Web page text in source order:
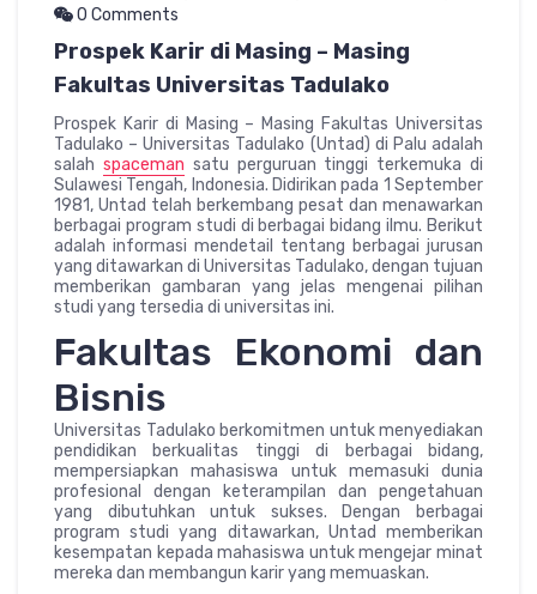
0 Comments
Prospek Karir di Masing – Masing
Fakultas Universitas Tadulako
Prospek Karir di Masing – Masing Fakultas Universitas
Tadulako – Universitas Tadulako (Untad) di Palu adalah
salah spaceman satu perguruan tinggi terkemuka di
Sulawesi Tengah, Indonesia. Didirikan pada 1 September
1981, Untad telah berkembang pesat dan menawarkan
berbagai program studi di berbagai bidang ilmu. Berikut
adalah informasi mendetail tentang berbagai jurusan
yang ditawarkan di Universitas Tadulako, dengan tujuan
memberikan gambaran yang jelas mengenai pilihan
studi yang tersedia di universitas ini.
Fakultas Ekonomi dan
Bisnis
Universitas Tadulako berkomitmen untuk menyediakan
pendidikan berkualitas tinggi di berbagai bidang,
mempersiapkan mahasiswa untuk memasuki dunia
profesional dengan keterampilan dan pengetahuan
yang dibutuhkan untuk sukses. Dengan berbagai
program studi yang ditawarkan, Untad memberikan
kesempatan kepada mahasiswa untuk mengejar minat
mereka dan membangun karir yang memuaskan.